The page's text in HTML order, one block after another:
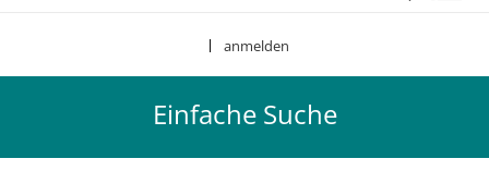
anmelden
Einfache Suche